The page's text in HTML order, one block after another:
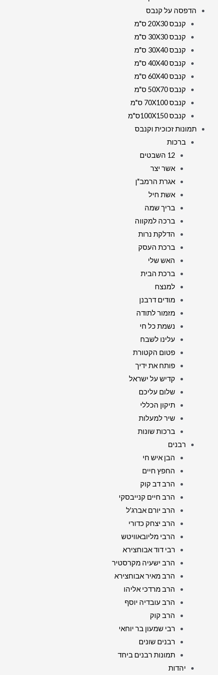
הדפסה על קנבס
קנבס 20X30 ס"מ
קנבס 30X30 ס"מ
קנבס 30X40 ס"מ
קנבס 40X40 ס"מ
קנבס 60X40 ס"מ
קנבס 50X70 ס"מ
קנבס 70X100 ס"מ
קנבס 100X150ס"מ
תמונות זכוכית וקנבס
ברכות
12 השבטים
אשר יצר
אגרת הרמב"ן
אשת חיל
בריך שמה
ברכה למקווה
הדלקת נרות
ברכת העסק
האש שלי
ברכת הבית
למנצח
מודים דרבנן
מזמור לתודה
נשמת כל חי
עלינו לשבח
פטום הקטורת
פותח את ידיך
קדיש על ישראל
שלום עליכם
תיקון הכללי
שיר למעלות
ברכות שונות
רבנים
הבן איש חי
החפץ חיים
הרב דב קוק
הרב חיים קנייבסקי
הרב יורם אברג'ל
הרב יצחק כדורי
הרבי מליובאוויטש
רבי דוד אבוחצירא
הרב ישעיה מקרסטיר
הרב מאיר אבוחצירא
הרב מרדכי אליהו
הרב עובדיה יוסף
הרב קוק
רבי שמעון בר יוחאי
רבנים שונים
תמונות רבנים ביחד
יהדות